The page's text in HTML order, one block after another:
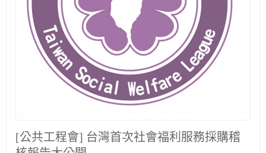
[公共工程會] 台灣首次社會福利服務採購稽